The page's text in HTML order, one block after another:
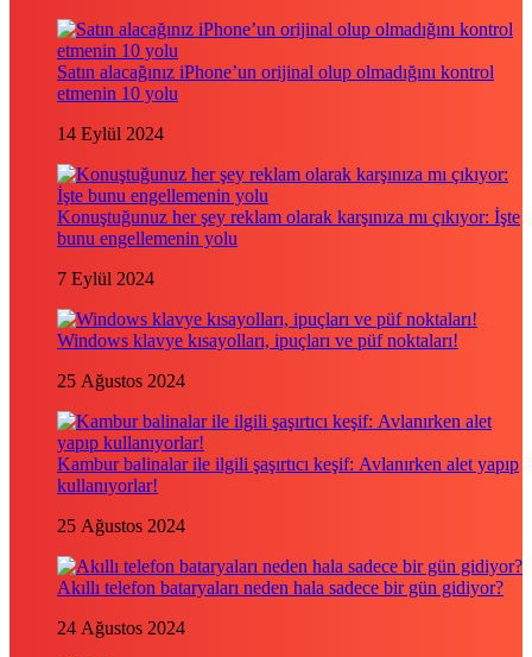
Satın alacağınız iPhone’un orijinal olup olmadığını kontrol
etmenin 10 yolu
14 Eylül 2024
Konuştuğunuz her şey reklam olarak karşınıza mı çıkıyor: İşte
bunu engellemenin yolu
7 Eylül 2024
Windows klavye kısayolları, ipuçları ve püf noktaları!
25 Ağustos 2024
Kambur balinalar ile ilgili şaşırtıcı keşif: Avlanırken alet yapıp
kullanıyorlar!
25 Ağustos 2024
Akıllı telefon bataryaları neden hala sadece bir gün gidiyor?
24 Ağustos 2024